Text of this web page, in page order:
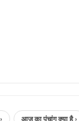
आज का पंचांग क्या है ›